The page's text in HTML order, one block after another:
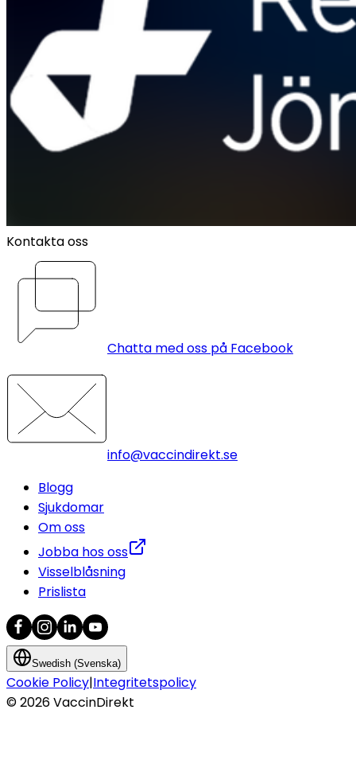
Kontakta oss
Chatta med oss på Facebook
info@vaccindirekt.se
Blogg
Sjukdomar
Om oss
Jobba hos oss
Visselblåsning
Prislista
Swedish (Svenska)
Cookie Policy|Integritetspolicy
©2026VaccinDirekt